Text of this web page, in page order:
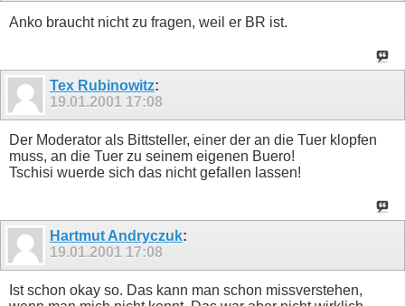
Anko braucht nicht zu fragen, weil er BR ist.
Tex Rubinowitz:
19.01.2001 17:08
Der Moderator als Bittsteller, einer der an die Tuer klopfen
muss, an die Tuer zu seinem eigenen Buero!
Tschisi wuerde sich das nicht gefallen lassen!
Hartmut Andryczuk:
19.01.2001 17:08
Ist schon okay so. Das kann man schon missverstehen,